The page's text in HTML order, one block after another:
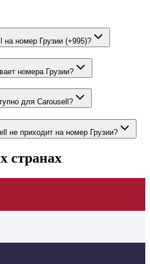
на номер Грузии (+995)?
номера Грузии?
для Carousell?
не приходит на номер Грузии?
странах